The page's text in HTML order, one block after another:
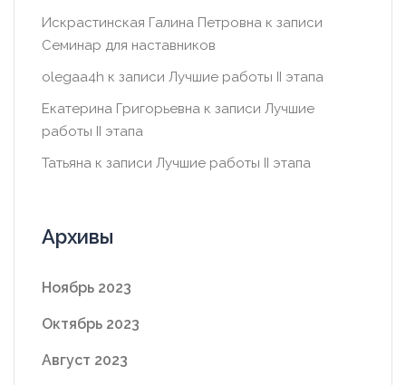
Искрастинская Галина Петровна к записи
Семинар для наставников
olegaa4h к записи Лучшие работы II этапа
Екатерина Григорьевна к записи Лучшие
работы II этапа
Татьяна к записи Лучшие работы II этапа
Архивы
Ноябрь 2023
Октябрь 2023
Август 2023